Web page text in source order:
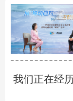
我们正在经